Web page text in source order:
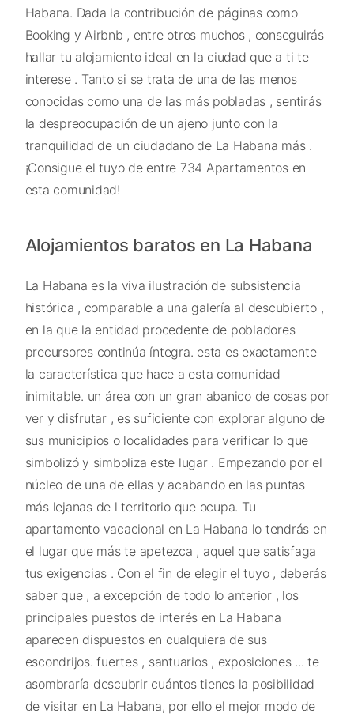
Habana. Dada la contribución de páginas como
Booking y Airbnb , entre otros muchos , conseguirás
hallar tu alojamiento ideal en la ciudad que a ti te
interese . Tanto si se trata de una de las menos
conocidas como una de las más pobladas , sentirás
la despreocupación de un ajeno junto con la
tranquilidad de un ciudadano de La Habana más .
¡Consigue el tuyo de entre 734 Apartamentos en
esta comunidad!
Alojamientos baratos en La Habana
La Habana es la viva ilustración de subsistencia
histórica , comparable a una galería al descubierto ,
en la que la entidad procedente de pobladores
precursores continúa íntegra. esta es exactamente
la característica que hace a esta comunidad
inimitable. un área con un gran abanico de cosas por
ver y disfrutar , es suficiente con explorar alguno de
sus municipios o localidades para verificar lo que
simbolizó y simboliza este lugar . Empezando por el
núcleo de una de ellas y acabando en las puntas
más lejanas de l territorio que ocupa. Tu
apartamento vacacional en La Habana lo tendrás en
el lugar que más te apetezca , aquel que satisfaga
tus exigencias . Con el fin de elegir el tuyo , deberás
saber que , a excepción de todo lo anterior , los
principales puestos de interés en La Habana
aparecen dispuestos en cualquiera de sus
escondrijos. fuertes , santuarios , exposiciones ... te
asombraría descubrir cuántos tienes la posibilidad
de visitar en La Habana, por ello el mejor modo de